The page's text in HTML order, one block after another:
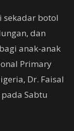
sekadar botol
dan
anak-anak
Primary
Dr. Faisal
Sabtu